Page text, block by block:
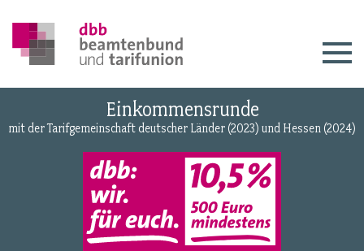
Einkommensrunde
mit der Tarifgemeinschaft deutscher Länder (2023) und Hessen (2024)